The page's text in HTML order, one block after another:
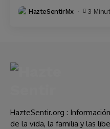
HazteSentirMx 3
HazteSentir.org :
de la vida, la familia y las